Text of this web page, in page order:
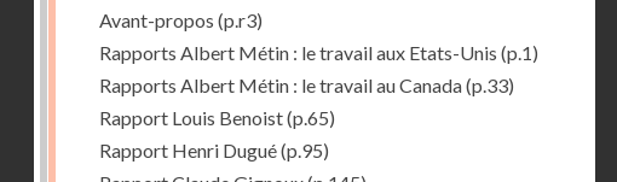
Avant-propos (p.r3)
Rapports Albert Métin : le travail aux Etats-Unis (p.1)
Rapports Albert Métin : le travail au Canada(p.33)
Rapport Louis Benoist(p.65)
Rapport Henri Dugué(p.95)